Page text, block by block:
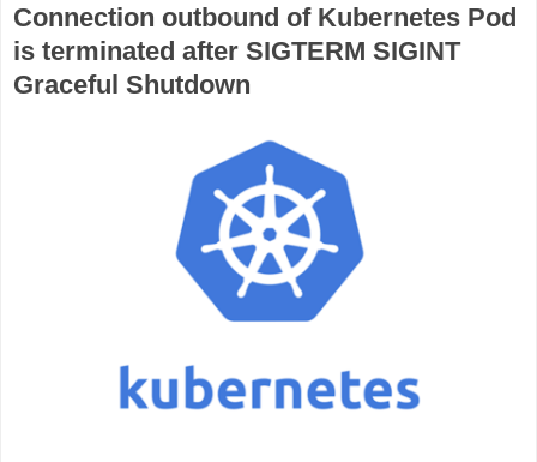
Connection outbound of Kubernetes Pod
is terminated after SIGTERM SIGINT
Graceful Shutdown